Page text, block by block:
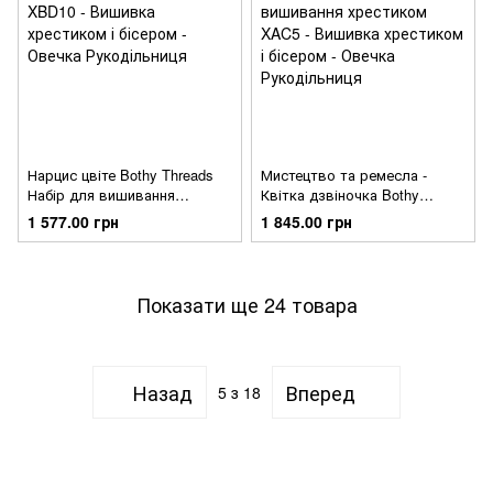
Нарцис цвіте Bothy Threads
Набір для вишивання
хрестиком XBD10
1 577.00 грн
Мистецтво та ремесла -
Квітка дзвіночка Bothy
Threads Набір для вишивання
хрестиком XAC5
1 845.00 грн
Показати ще 24 товара
Назад 5 з 18 Вперед